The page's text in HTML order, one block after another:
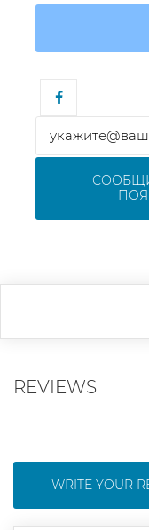
REVIEWS
WRITE YOUR